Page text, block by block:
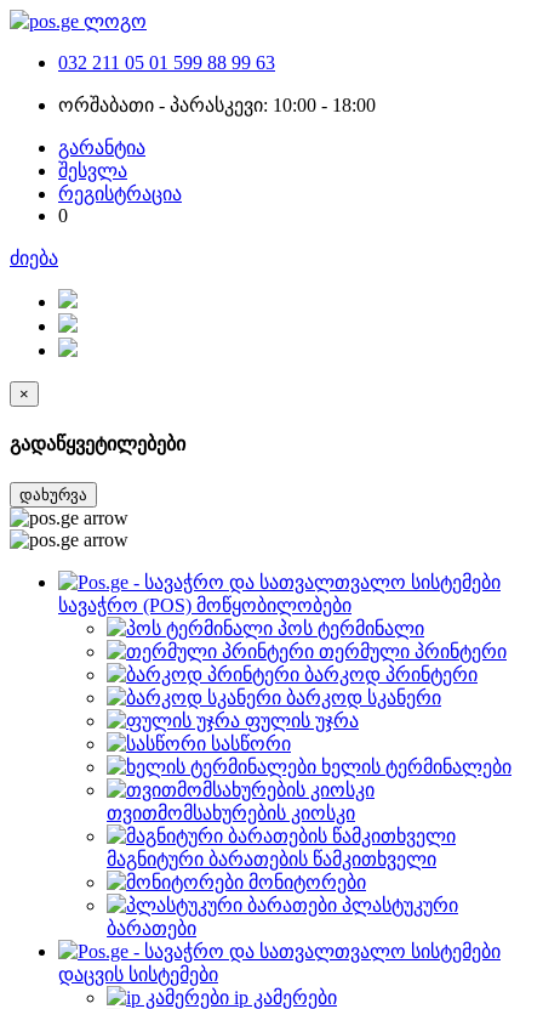
032 211 05 01 599 88 99 63
ორშაბათი - პარასკევი: 10:00 - 18:00
გარანტია
შესვლა
რეგისტრაცია
0
ძიება
×
გადაწყვეტილებები
დახურვა
სავაჭრო (POS) მოწყობილობები
პოს ტერმინალი
თერმული პრინტერი
ბარკოდ პრინტერი
ბარკოდ სკანერი
ფულის უჯრა
სასწორი
ხელის ტერმინალები
თვითმომსახურების კიოსკი
მაგნიტური ბარათების წამკითხველი
მონიტორები
პლასტუკური
ბარათები
დაცვის სისტემები
ip კამერები